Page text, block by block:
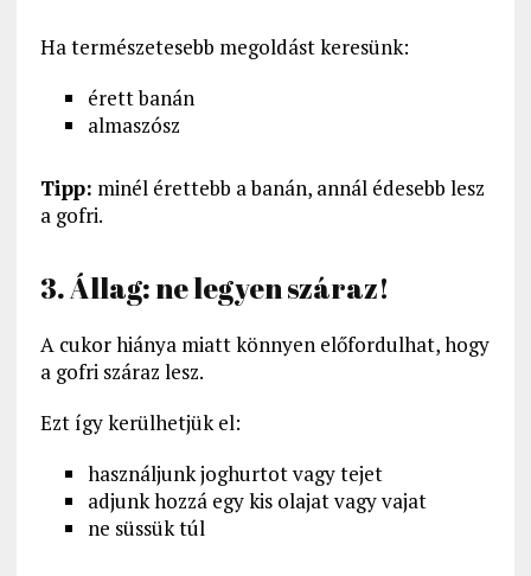
Ha természetesebb megoldást keresünk:
érett banán
almaszósz
Tipp: minél érettebb a banán, annál édesebb lesz
a gofri.
3. Állag: ne legyen száraz!
A cukor hiánya miatt könnyen előfordulhat, hogy
a gofri száraz lesz.
Ezt így kerülhetjük el:
használjunk joghurtot vagy tejet
adjunk hozzá egy kis olajat vagy vajat
ne süssük túl